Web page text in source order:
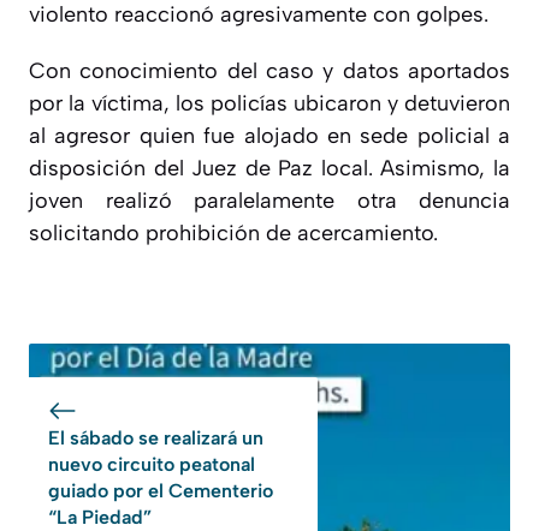
violento reaccionó agresivamente con golpes.
Con conocimiento del caso y datos aportados
por la víctima, los policías ubicaron y detuvieron
al agresor quien fue alojado en sede policial a
disposición del Juez de Paz local. Asimismo, la
joven realizó paralelamente otra denuncia
solicitando prohibición de acercamiento.
El sábado se realizará un
nuevo circuito peatonal
guiado por el Cementerio
“La Piedad”